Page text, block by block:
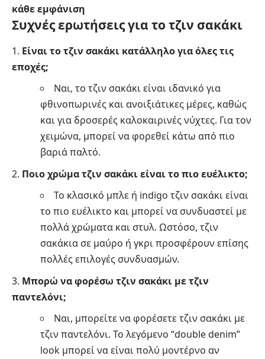
κάθε εμφάνιση
Συχνές ερωτήσεις για το τζιν σακάκι
Είναι το τζιν σακάκι κατάλληλο για όλες τις
εποχές;
Ναι, το τζιν σακάκι είναι ιδανικό για
φθινοπωρινές και ανοιξιάτικες μέρες, καθώς
και για δροσερές καλοκαιρινές νύχτες. Για τον
χειμώνα, μπορεί να φορεθεί κάτω από πιο
βαριά παλτό.
Ποιο χρώμα τζιν σακάκι είναι το πιο ευέλικτο;
Το κλασικό μπλε ή indigo τζιν σακάκι είναι
το πιο ευέλικτο και μπορεί να συνδυαστεί με
πολλά χρώματα και στυλ. Ωστόσο, τζιν
σακάκια σε μαύρο ή γκρι προσφέρουν επίσης
πολλές επιλογές συνδυασμών.
Μπορώ να φορέσω τζιν σακάκι με τζιν
παντελόνι;
Ναι, μπορείτε να φορέσετε τζιν σακάκι με
τζιν παντελόνι. Το λεγόμενο “double denim”
look μπορεί να είναι πολύ μοντέρνο αν